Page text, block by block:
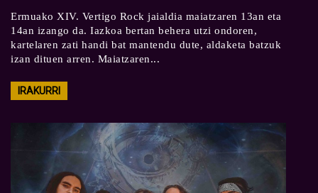
Ermuako XIV. Vertigo Rock jaialdia maiatzaren 13an eta
14an izango da. Iazkoa bertan behera utzi ondoren,
kartelaren zati handi bat mantendu dute, aldaketa batzuk
izan dituen arren. Maiatzaren...
IRAKURRI